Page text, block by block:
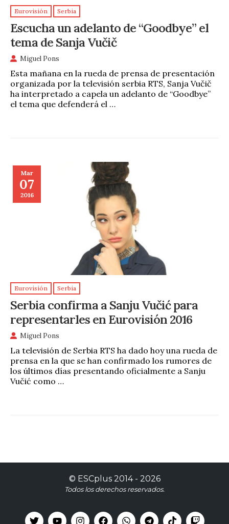
Eurovisión Serbia
Escucha un adelanto de “Goodbye” el
tema de Sanja Vučič
Miguel Pons
Esta mañana en la rueda de prensa de presentación
organizada por la televisión serbia RTS, Sanja Vučič
ha interpretado a capela un adelanto de “Goodbye”
el tema que defenderá el …
Mar
07
2016
Eurovisión Serbia
Serbia confirma a Sanju Vučić para
representarles en Eurovisión 2016
Miguel Pons
La televisión de Serbia RTS ha dado hoy una rueda de
prensa en la que se han confirmado los rumores de
los últimos días presentando oficialmente a Sanju
Vučić como …
© ESCplus2014 - 2026
Todos los derechos reservados.